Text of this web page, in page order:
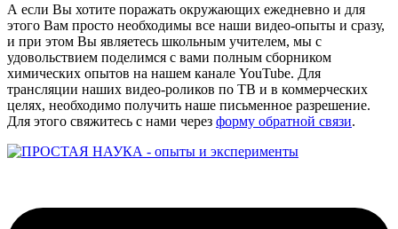
А если Вы хотите поражать окружающих ежедневно и для
этого Вам просто необходимы все наши видео-опыты и сразу,
и при этом Вы являетесь школьным учителем, мы с
удовольствием поделимся с вами полным сборником
химических опытов на нашем канале YouTube. Для
трансляции наших видео-роликов по ТВ и в коммерческих
целях, необходимо получить наше письменное разрешение.
Для этого свяжитесь с нами через форму обратной связи.